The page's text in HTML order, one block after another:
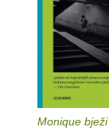
Monique bježi